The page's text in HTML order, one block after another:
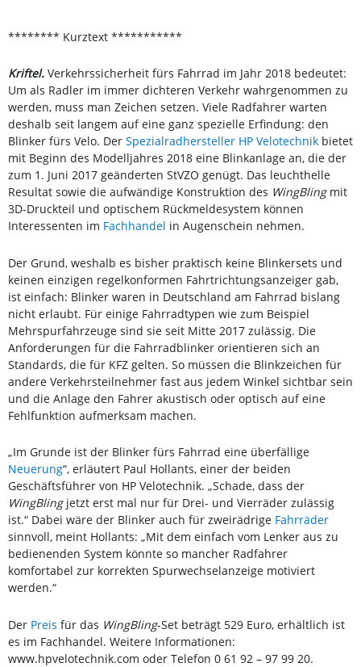
******** Kurztext ***********
Kriftel. Verkehrssicherheit fürs Fahrrad im Jahr 2018 bedeutet:
Um als Radler im immer dichteren Verkehr wahrgenommen zu
werden, muss man Zeichen setzen. Viele Radfahrer warten
deshalb seit langem auf eine ganz spezielle Erfindung: den
Blinker fürs Velo. Der Spezialradhersteller HP Velotechnik bietet
mit Beginn des Modelljahres 2018 eine Blinkanlage an, die der
zum 1. Juni 2017 geänderten StVZO genügt. Das leuchthelle
Resultat sowie die aufwändige Konstruktion des WingBlingmit
3D-Druckteil und optischem Rückmeldesystem können
Interessenten im Fachhandel in Augenschein nehmen.
Der Grund, weshalb es bisher praktisch keine Blinkersets und
keinen einzigen regelkonformen Fahrtrichtungsanzeiger gab,
ist einfach: Blinker waren in Deutschland am Fahrrad bislang
nicht erlaubt. Für einige Fahrradtypen wie zum Beispiel
Mehrspurfahrzeuge sind sie seit Mitte 2017 zulässig. Die
Anforderungen für die Fahrradblinker orientieren sich an
Standards, die für KFZ gelten. So müssen die Blinkzeichen für
andere Verkehrsteilnehmer fast aus jedem Winkel sichtbar sein
und die Anlage den Fahrer akustisch oder optisch auf eine
Fehlfunktion aufmerksam machen.
„Im Grunde ist der Blinker fürs Fahrrad eine überfällige
Neuerung“, erläutert Paul Hollants, einer der beiden
Geschäftsführer von HP Velotechnik. „Schade, dass der
WingBlingjetzt erst mal nur für Drei- und Vierräder zulässig
ist.“ Dabei wäre der Blinker auch für zweirädrige Fahrräder
sinnvoll, meint Hollants: „Mit dem einfach vom Lenker aus zu
bedienenden System könnte so mancher Radfahrer
komfortabel zur korrekten Spurwechselanzeige motiviert
werden.“
Der Preis für das WingBling-Set beträgt 529 Euro, erhältlich ist
es im Fachhandel. Weitere Informationen:
www.hpvelotechnik.com oder Telefon 0 61 92 – 97 99 20.